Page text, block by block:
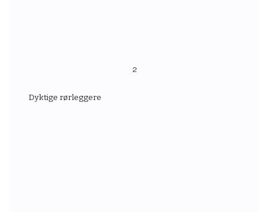
2
Dyktige rørleggere